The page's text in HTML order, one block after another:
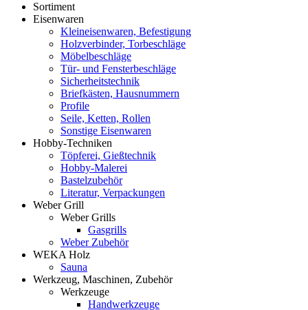
Sortiment
Eisenwaren
Kleineisenwaren, Befestigung
Holzverbinder, Torbeschläge
Möbelbeschläge
Tür- und Fensterbeschläge
Sicherheitstechnik
Briefkästen, Hausnummern
Profile
Seile, Ketten, Rollen
Sonstige Eisenwaren
Hobby-Techniken
Töpferei, Gießtechnik
Hobby-Malerei
Bastelzubehör
Literatur, Verpackungen
Weber Grill
Weber Grills
Gasgrills
Weber Zubehör
WEKA Holz
Sauna
Werkzeug, Maschinen, Zubehör
Werkzeuge
Handwerkzeuge